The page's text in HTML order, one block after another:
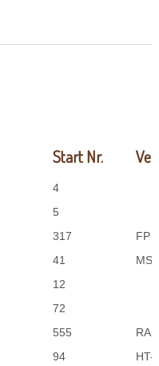
Start Nr.
4
5
317
FP
41
12
72
555
94
HT-